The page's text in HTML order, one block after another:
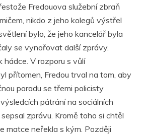
Fredouova služební zbraň
nikdo z jeho kolegů výstřel
bylo, že jeho kancelář byla
se vynořovat další zprávy.
hádce. V rozporu s vůlí
přítomen, Fredou trval na tom, aby
poradu se třemi policisty
pátrání na sociálních
zprávu. Kromě toho si chtěl
matce neřekla s kým. Později